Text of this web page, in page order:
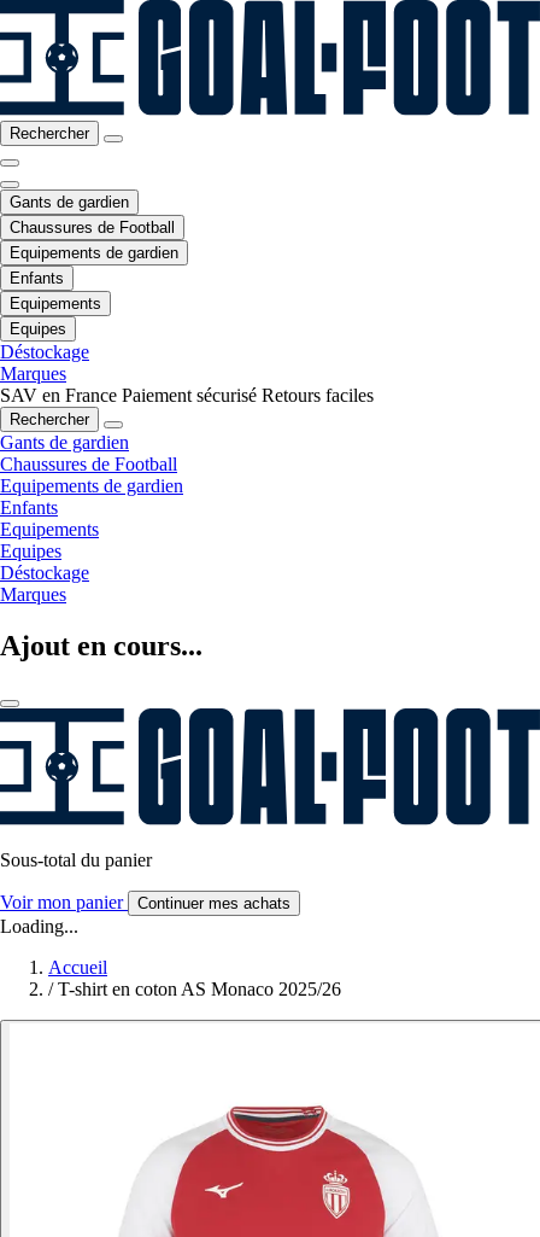
Rechercher
Gants de gardien
Chaussures de Football
Equipements de gardien
Enfants
Equipements
Equipes
Déstockage
Marques
SAV en France Paiement sécurisé Retours faciles
Rechercher
Gants de gardien
Chaussures de Football
Equipements de gardien
Enfants
Equipements
Equipes
Déstockage
Marques
Ajout en cours...
Sous-total du panier
Voir mon panier Continuer mes achats
Loading...
Accueil
/ T-shirt en coton AS Monaco 2025/26